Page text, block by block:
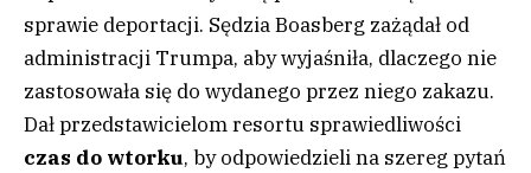
sprawie deportacji. Sędzia Boasberg zażądał od
administracji Trumpa, aby wyjaśniła, dlaczego nie
zastosowała się do wydanego przez niego zakazu.
Dał przedstawicielom resortu sprawiedliwości
czas do wtorku, by odpowiedzieli na szereg pytań